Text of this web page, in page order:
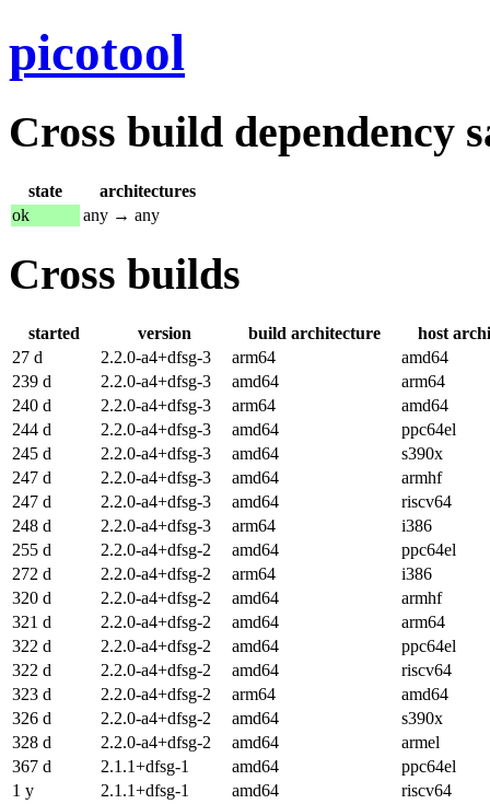
picotool
Cross build dependency
state
architectures
ok
any → any
Cross builds
started version build architecture
host
27 d
2.2.0-a4+dfsg-3 arm64
amd64
239 d
2.2.0-a4+dfsg-3 amd64
arm64
240 d
2.2.0-a4+dfsg-3 arm64
amd64
244 d
2.2.0-a4+dfsg-3 amd64
ppc64el
245 d
2.2.0-a4+dfsg-3 amd64
s390x
247 d
2.2.0-a4+dfsg-3 amd64
armhf
247 d
2.2.0-a4+dfsg-3 amd64
riscv64
248 d
2.2.0-a4+dfsg-3 arm64
i386
255 d
2.2.0-a4+dfsg-2 amd64
ppc64el
272 d
2.2.0-a4+dfsg-2 arm64
i386
320 d
2.2.0-a4+dfsg-2 amd64
armhf
321 d
2.2.0-a4+dfsg-2 amd64
arm64
322 d
2.2.0-a4+dfsg-2 amd64
ppc64el
322 d
2.2.0-a4+dfsg-2 amd64
riscv64
323 d
2.2.0-a4+dfsg-2 arm64
amd64
326 d
2.2.0-a4+dfsg-2 amd64
s390x
328 d
2.2.0-a4+dfsg-2 amd64
armel
367 d
2.1.1+dfsg-1 amd64
ppc64el
1 y
2.1.1+dfsg-1 amd64
riscv64